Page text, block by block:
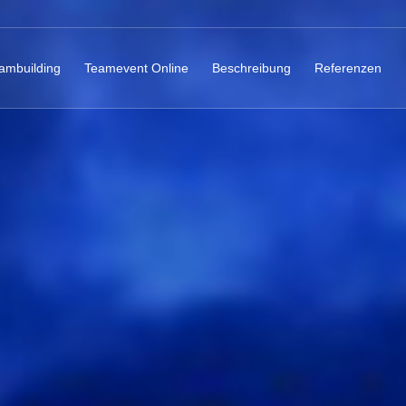
Teamevent Online Beschreibung Referenzen